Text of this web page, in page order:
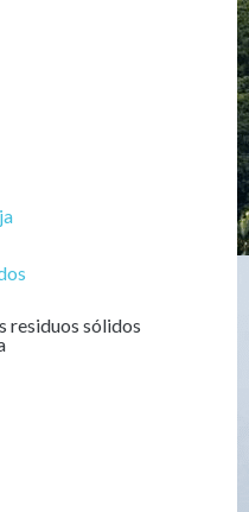
residuos sólidos